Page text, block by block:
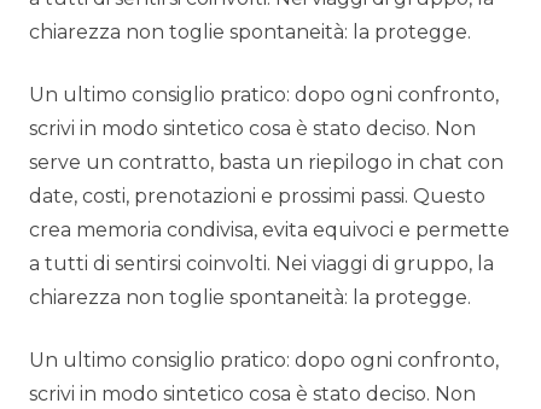
chiarezza non toglie spontaneità: la protegge.
Un ultimo consiglio pratico: dopo ogni confronto,
scrivi in modo sintetico cosa è stato deciso. Non
serve un contratto, basta un riepilogo in chat con
date, costi, prenotazioni e prossimi passi. Questo
crea memoria condivisa, evita equivoci e permette
a tutti di sentirsi coinvolti. Nei viaggi di gruppo, la
chiarezza non toglie spontaneità: la protegge.
Un ultimo consiglio pratico: dopo ogni confronto,
scrivi in modo sintetico cosa è stato deciso. Non